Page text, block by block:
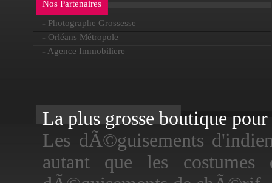
Nos Partenaires
- Photographe Grossesse
- Orléans Métropole
- Agence Immobiliere
La plus grosse boutique
Les dÃ©guisements
autant que les